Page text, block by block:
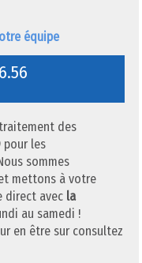
équipe
des
pour les
sommes
mettons à votre
direct avec la
au samedi !
en être sur consultez